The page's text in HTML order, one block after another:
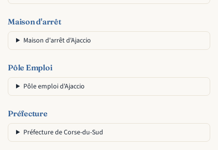
Maison d'arrêt
Maison d'arrêt d'Ajaccio
Pôle Emploi
Pôle emploi d'Ajaccio
Préfecture
Préfecture de Corse-du-Sud